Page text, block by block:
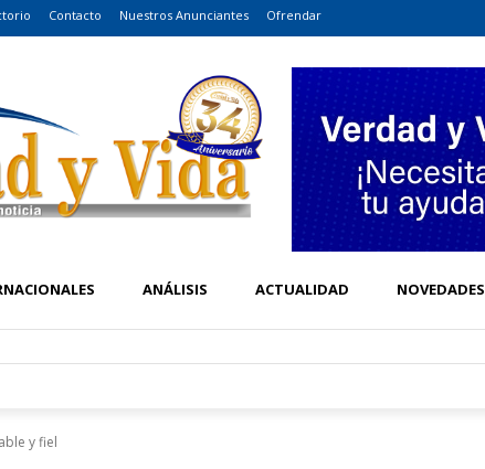
Contacto Nuestros Anunciantes Ofrendar
ANÁLISIS ACTUALIDAD NOVEDADES
y fiel